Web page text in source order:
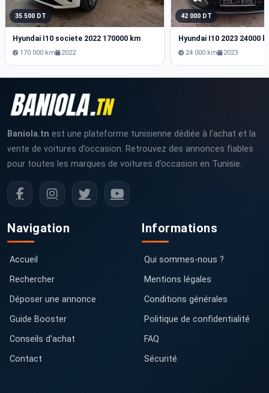
35 500 DT
Hyundai I10 societe 2022 170000 km
170 000 km 2022
42 000 DT
Hyundai I10 2023 24000
24 000 km 2023
Baniola.tn est une plateforme tunisienne dédiée à l’achat et la
vente de voitures d’occasion. Retrouvez des annonces fiables
pour toutes les marques de voitures d’occasion en Tunisie.
Navigation
Accueil
Rechercher
Déposer une annonce
Guide Booster
Conseils d'achat
Contact
Informations
Qui sommes-nous ?
Mentions légales
Conditions générales
Politique de confidentialité
FAQ
Sécurité